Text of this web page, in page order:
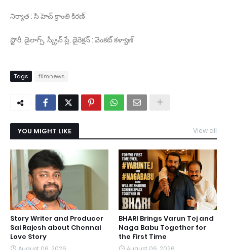
నిర్మాత : సి హెచ్ క్రాంతి కిరణ్
స్టొరీ, డైలాగ్స్, స్క్రీన్ ప్లే, డైరెక్షన్ : వెంకట్ కళ్యాణ్
Tags filmnews
YOU MIGHT LIKE View all
Story Writer and Producer
Sai Rajesh about Chennai
Love Story
BHARI Brings Varun Tej and
Naga Babu Together for
the First Time